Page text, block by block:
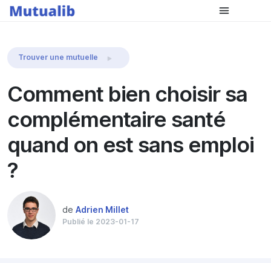
Comparer les mutuelles
Trouver une mutuelle
Comment bien choisir sa
complémentaire santé
quand on est sans emploi
?
de Adrien Millet
Publié le 2023-01-17